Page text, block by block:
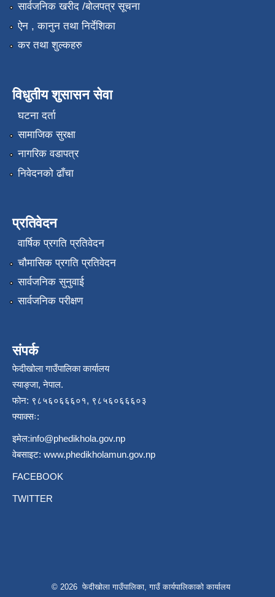
सार्वजनिक खरीद /बोलपत्र सूचना
ऐन , कानुन तथा निर्देशिका
कर तथा शुल्कहरु
विधुतीय शुसासन सेवा
घटना दर्ता
सामाजिक सुरक्षा
नागरिक वडापत्र
निवेदनको ढाँचा
प्रतिवेदन
वार्षिक प्रगति प्रतिवेदन
चौमासिक प्रगति प्रतिवेदन
सार्वजनिक सुनुवाई
सार्वजनिक परीक्षण
संपर्क
फेदीखोला गाउँपालिका कार्यालय
स्याङ्जा, नेपाल.
फोन: ९८५६०६६६०१, ९८५६०६६६०३
फ्याक्सः:
इमेल:info@phedikhola.gov.np
वेबसाइट: www.phedikholamun.gov.np
FACEBOOK
TWITTER
© 2026 फेदीखोला गाउँपालिका, गाउँ कार्यपालिकाको कार्यालय